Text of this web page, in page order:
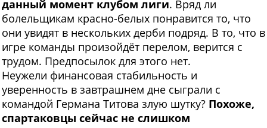
данный момент клубом лиги. Вряд ли
болельщикам красно-белых понравится то, что
они увидят в нескольких дерби подряд. В то, что в
игре команды произойдёт перелом, верится с
трудом. Предпосылок для этого нет.
Неужели финансовая стабильность и
уверенность в завтрашнем дне сыграли с
командой Германа Титова злую шутку? Похоже,
спартаковцы сейчас не слишком